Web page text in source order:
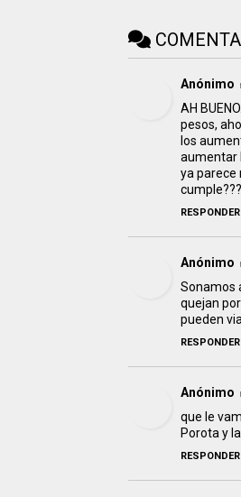
Anónimo
AH
pesos,
los
aumentar
ya parece
cumple???
RESPONDER
Anónimo
Sonamos
quejan
pueden
RESPONDER
Anónimo
que le
Porota y
RESPONDER